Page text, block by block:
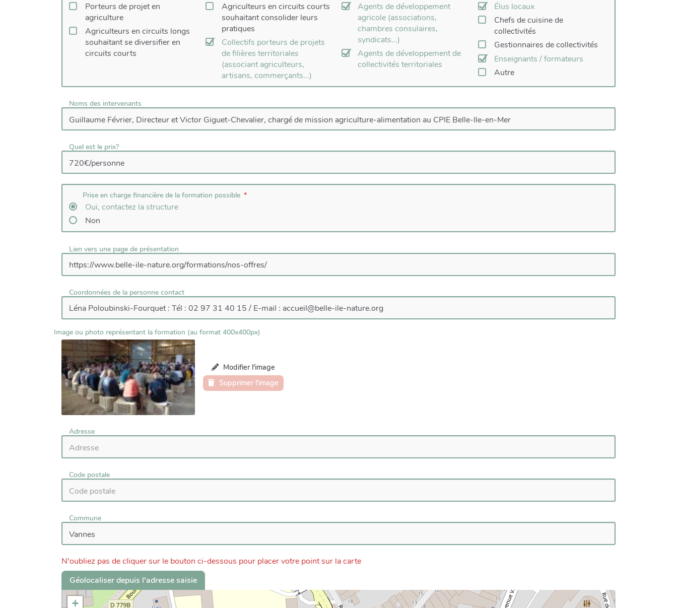
Porteurs de projet en
agriculture
Agriculteurs en circuits longs
souhaitant se diversifier en
circuits courts
Agriculteurs en circuits courts
souhaitant consolider leurs
pratiques
Collectifs porteurs de projets
de filières territoriales
(associant agriculteurs,
artisans, commerçants...)
Agents de développement
agricole (associations,
chambres consulaires,
syndicats...)
Agents de développement de
collectivités territoriales
Élus locaux
Chefs de cuisine de
collectivités
Gestionnaires de collectivités
Enseignants / formateurs
Autre
Noms des intervenants
Quel est le prix?
Prise en charge financière de la formation possible
Oui, contactez la structure
Non
Lien vers une page de présentation
Coordonnées de la personne contact
Image ou photo représentant la formation (au format 400x400px)
Modifier l'image
Supprimer l'image
Adresse
Code postale
Commune
N'oubliez pas de cliquer sur le bouton ci-dessous pour placer votre point sur la carte
Géolocaliser depuis l'adresse saisie
+